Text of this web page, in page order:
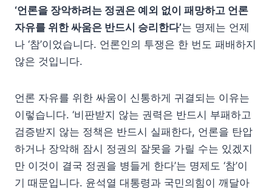
‘언론을 장악하려는 정권은 예외 없이 패망하고 언론
자유를 위한 싸움은 반드시 승리한다’는 명제는 언제
나 ‘참’이었습니다. 언론인의 투쟁은 한 번도 패배하지
않은 것입니다.
언론 자유를 위한 싸움이 신통하게 귀결되는 이유는
이렇습니다. ‘비판받지 않는 권력은 반드시 부패하고
검증받지 않는 정책은 반드시 실패한다, 언론을 탄압
하거나 장악해 잠시 정권의 잘못을 가릴 수는 있겠지
만 이것이 결국 정권을 병들게 한다’는 명제도 ‘참’이
기 때문입니다. 윤석열 대통령과 국민의힘이 깨달아